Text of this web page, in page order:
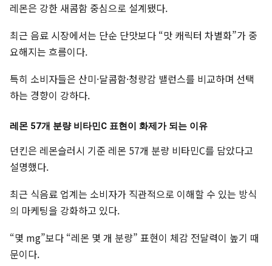
레몬은 강한 새콤함 중심으로 설계됐다.
최근 음료 시장에서는 단순 단맛보다 “맛 캐릭터 차별화”가 중
요해지는 흐름이다.
특히 소비자들은 산미·달콤함·청량감 밸런스를 비교하며 선택
하는 경향이 강하다.
레몬 57개 분량 비타민C 표현이 화제가 되는 이유
던킨은 레몬슬러시 기준 레몬 57개 분량 비타민C를 담았다고
설명했다.
최근 식음료 업계는 소비자가 직관적으로 이해할 수 있는 방식
의 마케팅을 강화하고 있다.
“몇 mg”보다 “레몬 몇 개 분량” 표현이 체감 전달력이 높기 때
문이다.